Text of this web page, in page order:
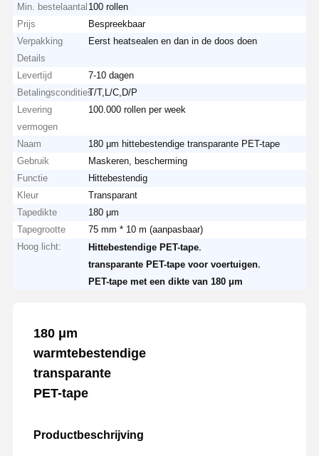
Min. bestelaantal 100 rollen
Prijs
Bespreekbaar
Verpakking
Details
Eerst heatsealen en dan in de doos doen
Levertijd
7-10 dagen
BetalingsconditiesT/T,L/C,D/P
Levering
vermogen
100.000 rollen per week
Naam
180 μm hittebestendige transparante PET-tape
Gebruik
Maskeren, bescherming
Functie
Hittebestendig
Kleur
Transparant
Tapedikte
180 μm
Tapegrootte
75 mm * 10 m (aanpasbaar)
Hoog licht:
Hittebestendige PET-tape
transparante PET-tape voor voertuigen
PET-tape met een dikte van 180 μm
180 μm
warmtebestendige
transparante
PET-tape
Productbeschrijving